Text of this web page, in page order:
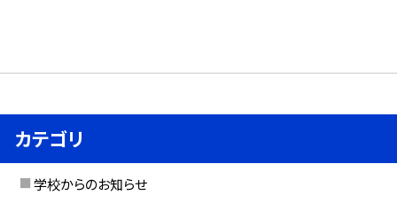
カテゴリ
学校からのお知らせ